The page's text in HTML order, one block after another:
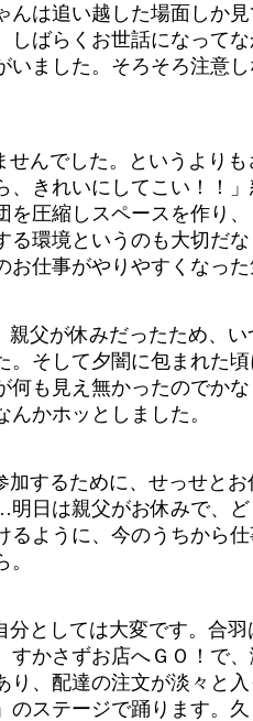
は追い越した場面しか
ばらくお世話になっ
ました。そろそろ注意
んでした。というより
きれいにしてこい！！
圧縮しスペースを作り
環境というのも大切だ
仕事がやりやすくなった
父が休みだったため、
そして夕闇に包まれた
も見え無かったのでか
かホッとしました。
するために、せっせと
日は親父がお休みで、
るように、今のうちか
としては大変です。合
かさずお店へＧＯ！で
、配達の注文が淡々と
ステージで踊ります。